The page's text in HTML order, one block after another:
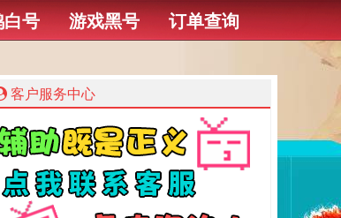
号 游戏黑号 订单查询
客户服务中心